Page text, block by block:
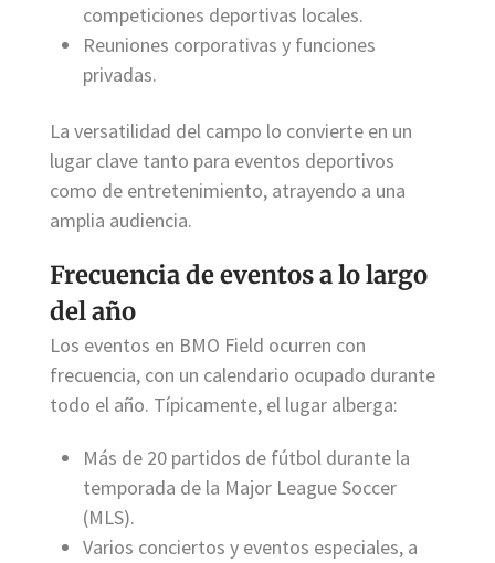
competiciones deportivas locales.
Reuniones corporativas y funciones
privadas.
La versatilidad del campo lo convierte en un
lugar clave tanto para eventos deportivos
como de entretenimiento, atrayendo a una
amplia audiencia.
Frecuencia de eventos a lo largo
del año
Los eventos en BMO Field ocurren con
frecuencia, con un calendario ocupado durante
todo el año. Típicamente, el lugar alberga:
Más de 20 partidos de fútbol durante la
temporada de la Major League Soccer
(MLS).
Varios conciertos y eventos especiales, a